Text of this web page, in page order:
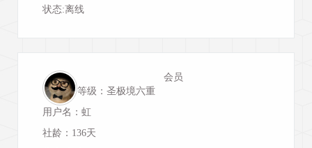
状态:离线
会员
等级：圣极境六重
用户名：虹
社龄：136天